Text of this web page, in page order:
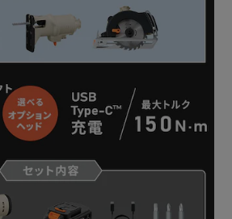
ら見て反時計回りにゆるめてからビッ
に締めれば完了！
高さ約14